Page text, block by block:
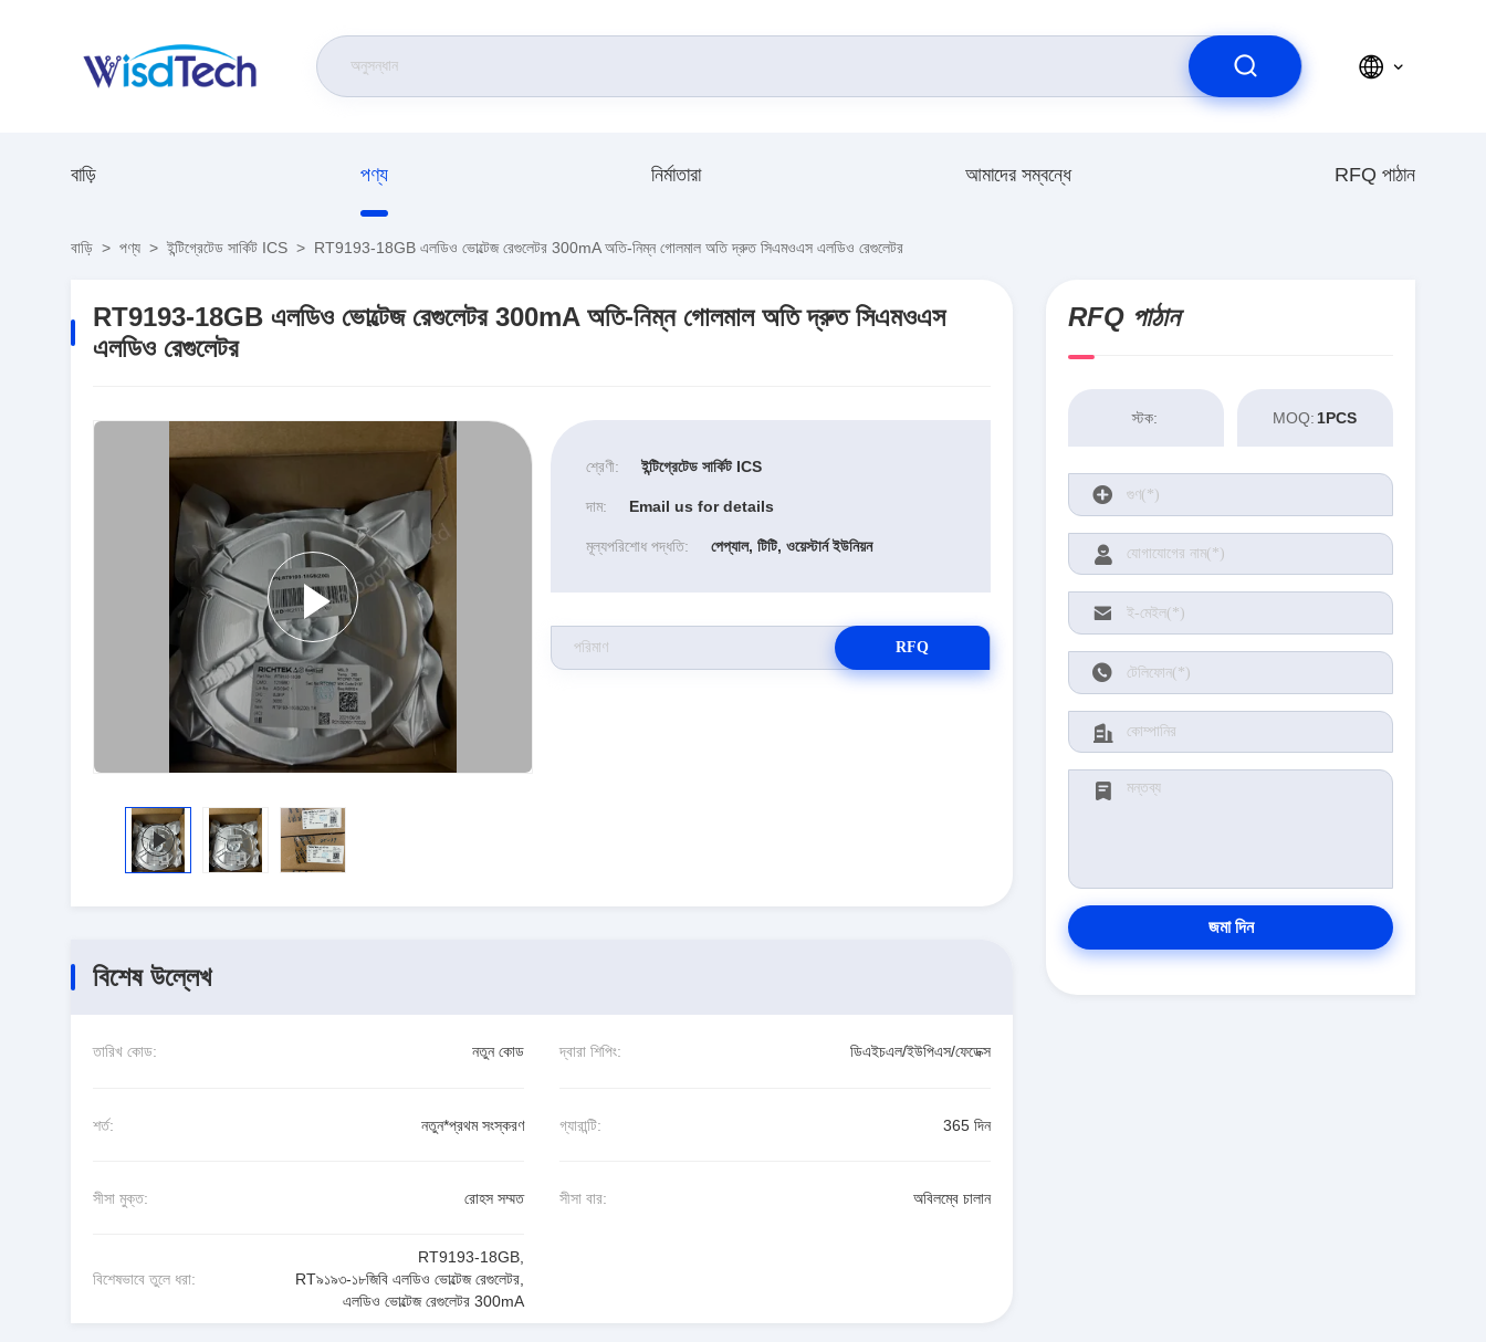
বাড়ি পণ্য নির্মাতারা আমাদের সম্বন্ধে RFQ পাঠান
বাড়ি > পণ্য > ইন্টিগ্রেটেড সার্কিট ICS > RT9193-18GB এলডিও ভোল্টেজ রেগুলেটর 300mA অতি-নিম্ন গোলমাল অতি দ্রুত সিএমওএস এলডিও রেগুলেটর
RT9193-18GB এলডিও ভোল্টেজ রেগুলেটর 300mA অতি-নিম্ন গোলমাল অতি দ্রুত সিএমওএস
এলডিও রেগুলেটর
শ্রেণী: ইন্টিগ্রেটেড সার্কিট ICS
দাম: Email us for details
মূল্যপরিশোধ পদ্ধতি: পেপ্যাল, টিটি, ওয়েস্টার্ন ইউনিয়ন
RFQ
বিশেষ উল্লেখ
তারিখ কোড: নতুন কোড দ্বারা শিপিং: ডিএইচএল/ইউপিএস/ফেডেক্স
শর্ত: নতুন*প্রথম সংস্করণ গ্যারান্টি: 365 দিন
সীসা মুক্ত: রোহস সম্মত সীসা বার: অবিলম্বে চালান
বিশেষভাবে তুলে ধরা:
RT9193-18GB,
RT৯১৯৩-১৮জিবি এলডিও ভোল্টেজ রেগুলেটর,
এলডিও ভোল্টেজ রেগুলেটর 300mA
RFQ পাঠান
স্টক: MOQ: 1PCS
জমা দিন